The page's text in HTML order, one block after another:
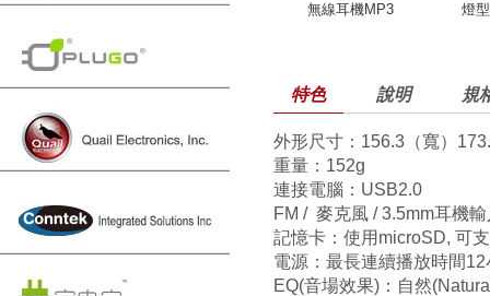
無線耳機MP3 燈
特色 說明 規
外形尺寸：156.3（寬）
重量：152g
連接電腦：USB2.0
FM / 麥克風 / 3.5mm耳機輸
記憶卡：使用microSD, 可
電源：最長連續播放時間12
EQ(音場效果)：自然